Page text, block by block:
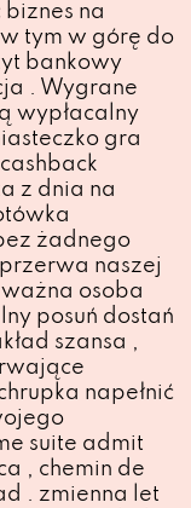
na
tym w górę do
bankowy
. Wygrane
wypłacalny
gra
z dnia na
żadnego
naszej
osoba
posuń dostań
szansa ,
napełnić
suite admit
, chemin de
. zmienna let